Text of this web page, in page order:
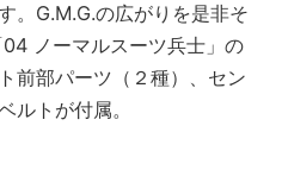
。G.M.G.の広がりを是非そ
ノーマルスーツ兵士」の
前部パーツ（２種）、セン
ルトが付属。